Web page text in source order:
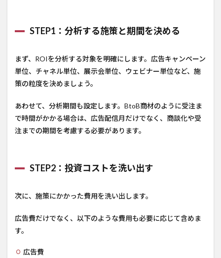
STEP1：分析する施策と期間を決める
まず、ROIを分析する対象を明確にします。広告キャンペーン
単位、チャネル単位、展示会単位、ウェビナー単位など、施
策の粒度を決めましょう。
あわせて、分析期間も設定します。BtoB商材のように受注ま
で時間がかかる場合は、広告配信月だけでなく、商談化や受
注までの期間を考慮する必要があります。
STEP2：投資コストを洗い出す
次に、施策にかかった費用を洗い出します。
広告費だけでなく、以下のような費用も必要に応じて含めま
す。
広告費